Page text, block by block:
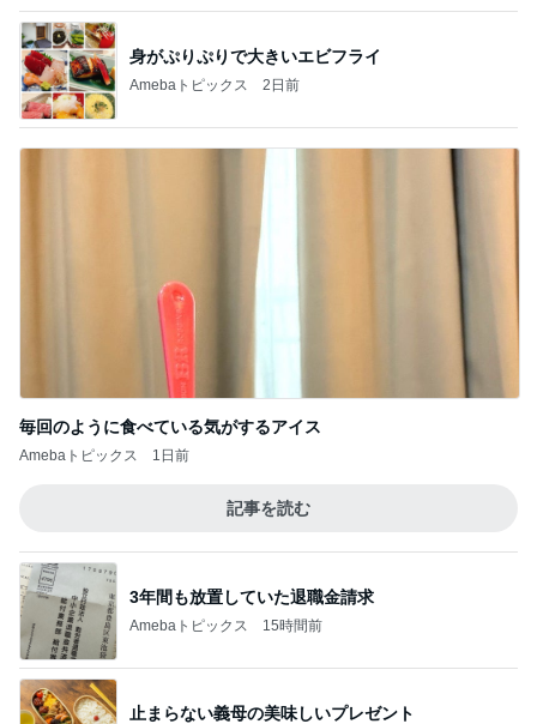
毎回のように食べている気がするアイス
記事を読む
3年間も放置していた退職金請求
Amebaトピックス
Amebaトピックス 1日前
家にあふれていた桃の色んな食べ方
Amebaトピックス 1日前
原田龍二 突然姿を現したキジに感激